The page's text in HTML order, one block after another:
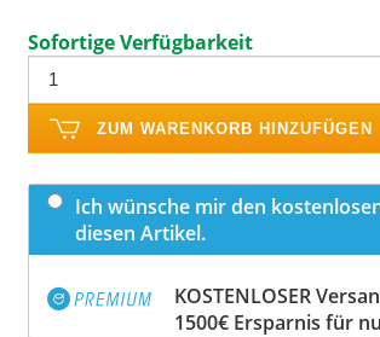
Sofortige Verfügbarkeit
ZUM WARENKORB HINZUFÜGEN
Ich wünsche mir den
diesen Artikel.
KOSTENLOSER
1500€ Ersparnis für